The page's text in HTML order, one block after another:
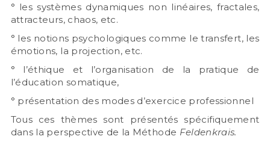
° les systèmes dynamiques non linéaires, fractales,
attracteurs, chaos, etc.
° les notions psychologiques comme le transfert, les
émotions, la projection, etc.
° l’éthique et l’organisation de la pratique de
l’éducation somatique,
° présentation des modes d’exercice professionnel
Tous ces thèmes sont présentés spécifiquement
dans la perspective de la Méthode Feldenkrais.